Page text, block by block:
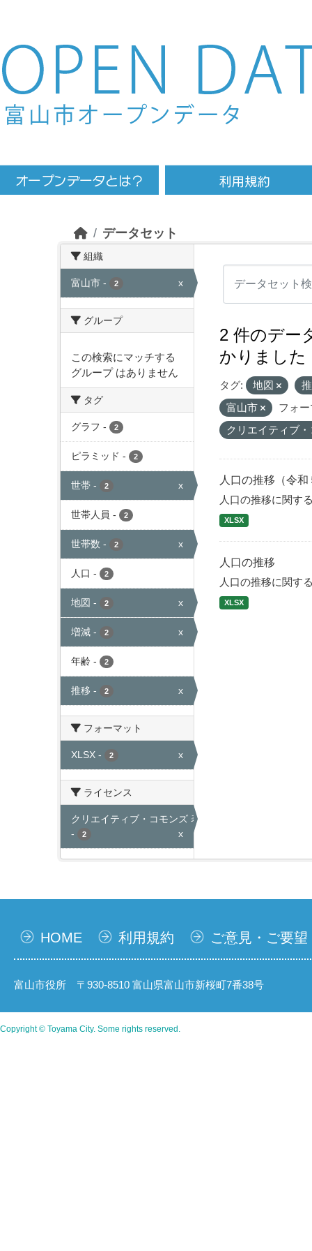
Skip to main content
データセット
組織
富山市 - 2 x
グループ
この検索にマッチする
グループ はありません
タグ
グラフ - 2
ピラミッド - 2
世帯 - 2 x
世帯人員 - 2
世帯数 - 2 x
人口 - 2
地図 - 2 x
増減 - 2 x
年齢 - 2
推移 - 2 x
フォーマット
XLSX - 2 x
ライセンス
クリエイティブ・コモンズ 表示
-
2 x
2 件のデー
かりました
タグ: 地図
富山市
フォ
クリエイティブ
人口の推移（令和
人口の推移に関す
XLSX
人口の推移
人口の推移に関す
XLSX
HOME 利用規約 ご意見・ご要望
富山市役所 〒930-8510 富山県富山市新桜町7番38号
Copyright © Toyama City. Some rights reserved.